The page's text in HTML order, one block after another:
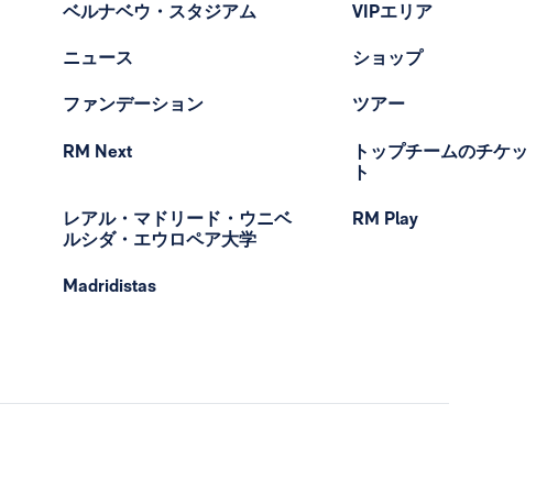
ベルナベウ・スタジアム
ニュース
ファンデーション
RM Next
レアル・マドリード・ウニベ
ルシダ・エウロペア大学
Madridistas
VIPエリア
ショップ
ツアー
トップチームのチケッ
ト
RM Play